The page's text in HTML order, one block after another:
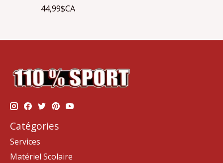
44,99$CA
Catégories
Services
Matériel Scolaire